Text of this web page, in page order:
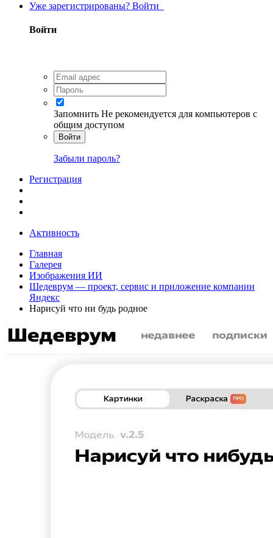
Уже зарегистрированы? Войти
Войти
Запомнить Не рекомендуется для компьютеров с
общим доступом
Войти
Забыли пароль?
Регистрация
Активность
Главная
Галерея
Изображения ИИ
Шедеврум — проект, сервис и приложение компании
Яндекс
Нарисуй что ни будь родное